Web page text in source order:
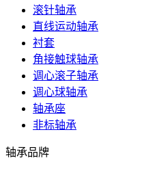
滚针轴承
直线运动轴承
衬套
角接触球轴承
调心滚子轴承
调心球轴承
轴承座
非标轴承
轴承品牌